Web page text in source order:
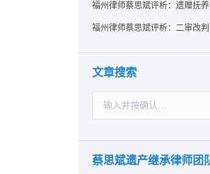
文章搜索
蔡思斌遗产继承律师团